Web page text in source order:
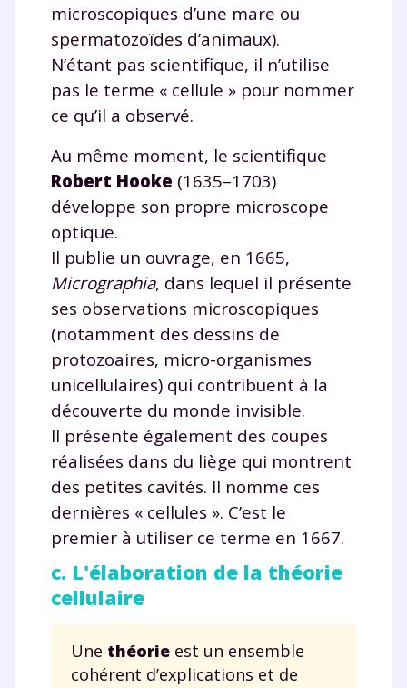
microscopiques d’une mare ou
spermatozoïdes d’animaux).
N’étant pas scientifique, il n’utilise
pas le terme « cellule » pour nommer
ce qu’il a observé.
Au même moment, le scientifique
Robert Hooke (1635–1703)
développe son propre microscope
optique.
Il publie un ouvrage, en 1665,
Micrographia, dans lequel il présente
ses observations microscopiques
(notamment des dessins de
protozoaires, micro-organismes
unicellulaires) qui contribuent à la
découverte du monde invisible.
Il présente également des coupes
réalisées dans du liège qui montrent
des petites cavités. Il nomme ces
dernières « cellules ». C’est le
premier à utiliser ce terme en 1667.
c. L'élaboration de la théorie
cellulaire
Une théorie est un ensemble
cohérent d’explications et de